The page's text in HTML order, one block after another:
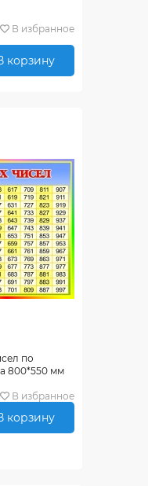
В избранное
корзину
по
800*550 мм
В избранное
корзину